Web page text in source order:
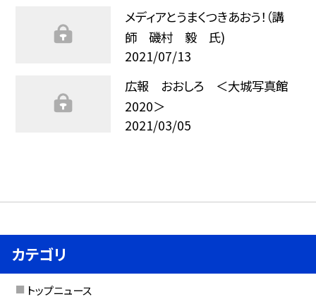
メディアとうまくつきあおう！（講
師 磯村 毅 氏)
2021/07/13
広報 おおしろ ＜大城写真館
2020＞
2021/03/05
カテゴリ
トップニュース